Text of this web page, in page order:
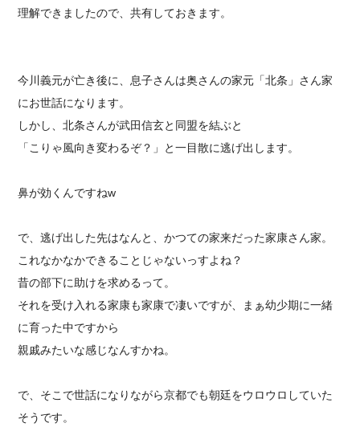
理解できましたので、共有しておきます。
今川義元が亡き後に、息子さんは奥さんの家元「北条」さん家
にお世話になります。
しかし、北条さんが武田信玄と同盟を結ぶと
「こりゃ風向き変わるぞ？」と一目散に逃げ出します。
鼻が効くんですねw
で、逃げ出した先はなんと、かつての家来だった家康さん家。
これなかなかできることじゃないっすよね？
昔の部下に助けを求めるって。
それを受け入れる家康も家康で凄いですが、まぁ幼少期に一緒
に育った中ですから
親戚みたいな感じなんすかね。
で、そこで世話になりながら京都でも朝廷をウロウロしていた
そうです。